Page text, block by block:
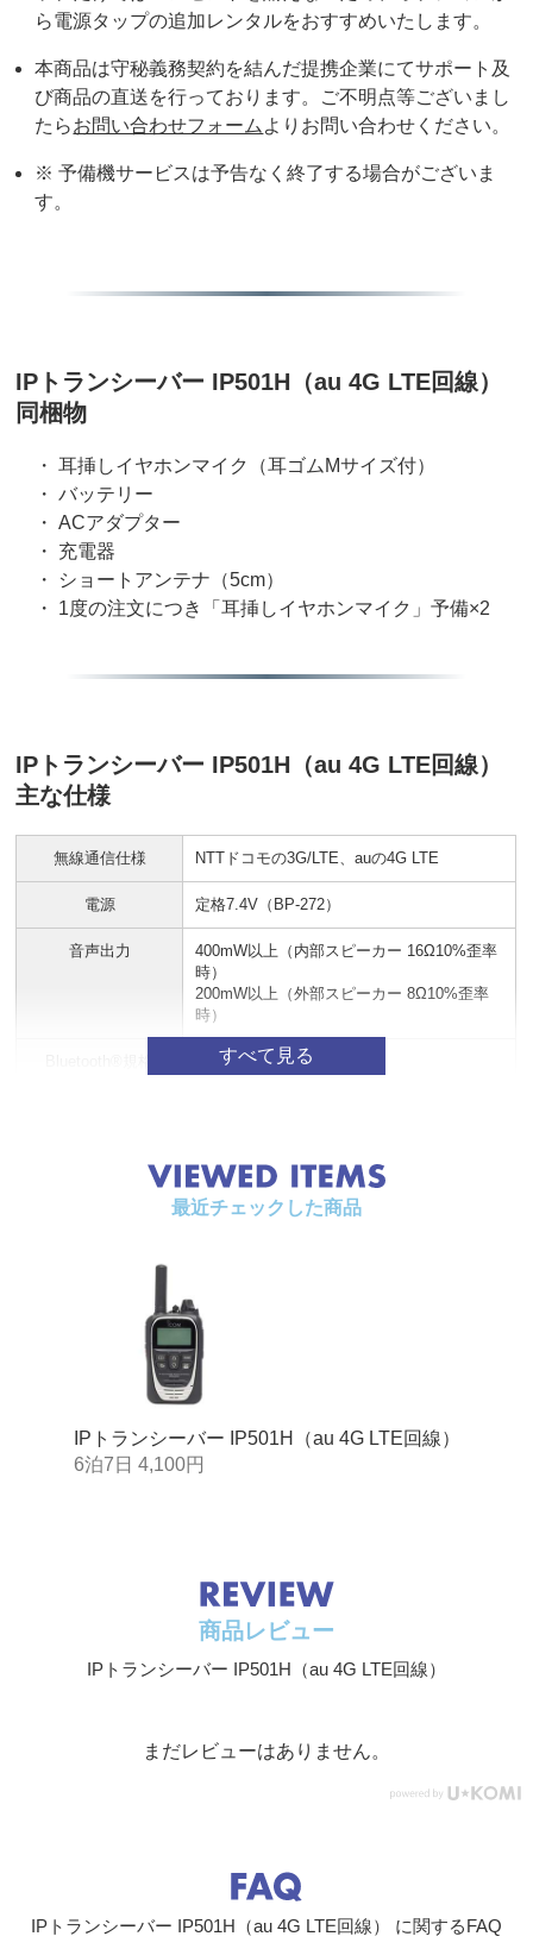
ら電源タップの追加レンタルをおすすめいたします。
本商品は守秘義務契約を結んだ提携企業にてサポート及
び商品の直送を行っております。ご不明点等ございまし
たらお問い合わせフォーム よりお問い合わせください。
※ 予備機サービスは予告なく終了する場合がございま
す。
IPトランシーバー IP501H（au 4G LTE回線）
同梱物
・ 耳挿しイヤホンマイク（耳ゴムMサイズ付）
・ バッテリー
・ ACアダプター
・ 充電器
・ ショートアンテナ（5cm）
・ 1度の注文につき「耳挿しイヤホンマイク」予備×2
IPトランシーバー IP501H（au 4G LTE回線）
主な仕様
無線通信仕様 NTTドコモの3G/LTE、auの4G LTE
電源 定格7.4V（BP-272）
音声出力
400mW以上（内部スピーカー 16Ω10%歪率
時）
200mW以上（外部スピーカー 8Ω10%歪率
時）
Ver 2.1+EDR
約240g
最近チェックした商品
IPトランシーバー IP501H（au 4G LTE回線）
6泊7日 4,100円
商品レビュー
IPトランシーバー IP501H（au 4G LTE回線）
まだレビューはありません。
IPトランシーバー IP501H（au 4G LTE回線） に関するFAQ